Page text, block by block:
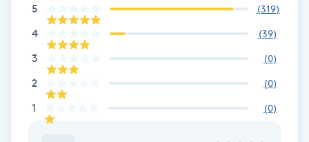
Fibromassage
Fillers
Fotmassage
5 (319)
4 (39)
3 (0)
2 (0)
1 (0)